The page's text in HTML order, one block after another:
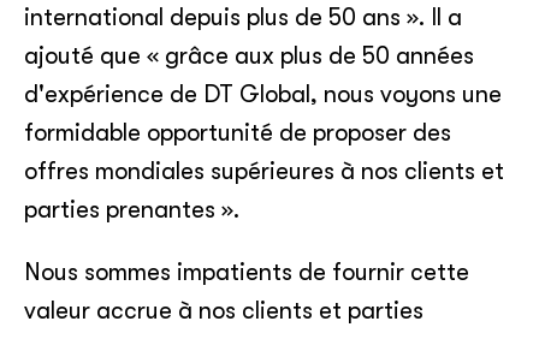
international depuis plus de 50 ans ». Il a
ajouté que « grâce aux plus de 50 années
d'expérience de DT Global, nous voyons une
formidable opportunité de proposer des
offres mondiales supérieures à nos clients et
parties prenantes ».
Nous sommes impatients de fournir cette
valeur accrue à nos clients et parties